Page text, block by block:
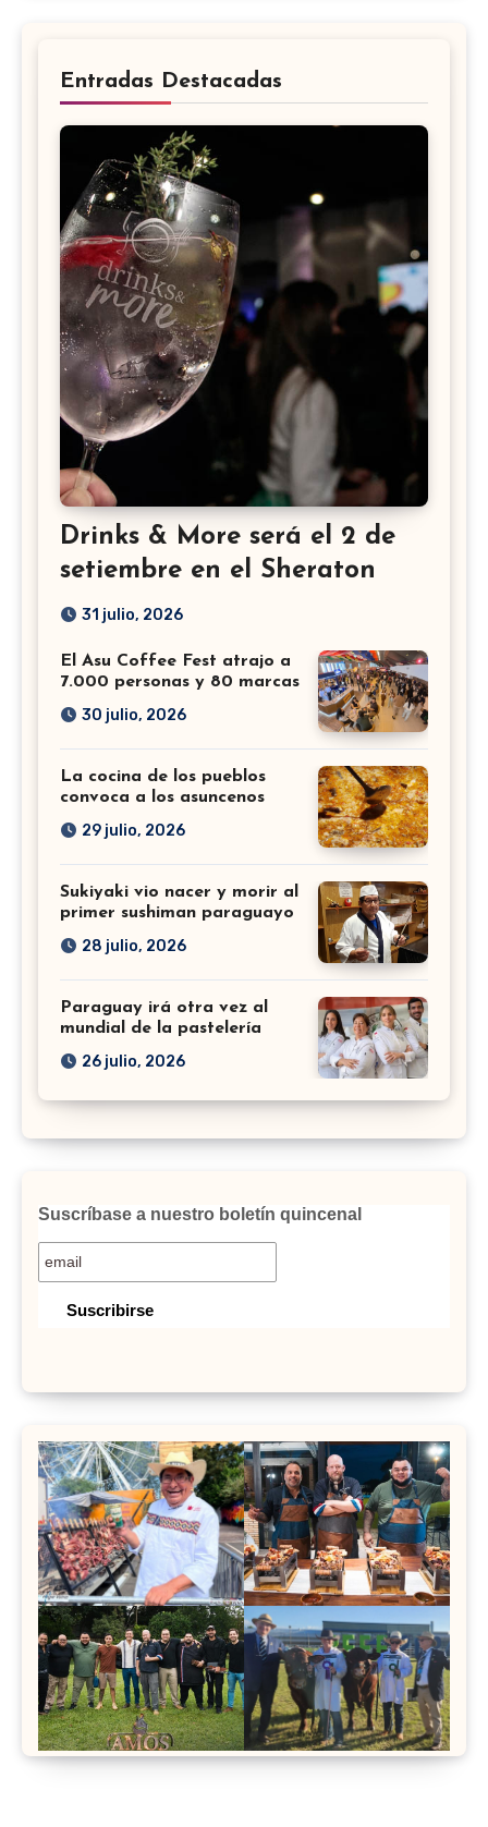
Entradas Destacadas
Drinks & More será el 2 de
setiembre en el Sheraton
31 julio, 2026
El Asu Coffee Fest atrajo a
7.000 personas y 80 marcas
30 julio, 2026
La cocina de los pueblos
convoca a los asuncenos
29 julio, 2026
Sukiyaki vio nacer y morir al
primer sushiman paraguayo
28 julio, 2026
Paraguay irá otra vez al
mundial de la pastelería
26 julio, 2026
Suscríbase a nuestro boletín quincenal